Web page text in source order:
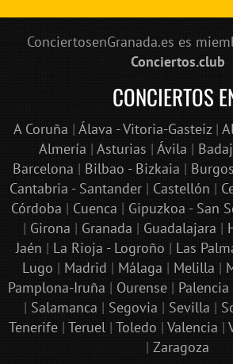
ConciertosenGranada.es es
Conciertos.club
CONCIERTOS
A Coruña | Álava - Vitoria-Gasteiz|
Almería | Asturias | Ávila |
Barcelona | Bilbao - Bizkaia | Burgos
Cantabria - Santander| Castellón |
Córdoba | Cuenca | Gipuzkoa - San
| Girona | Granada | Guadalajara |
Jaén | La Rioja - Logroño | Las
Lugo | Madrid | Málaga | Melilla |
Pamplona-Iruña | Ourense | Palencia
| Salamanca | Segovia | Sevilla |
Tenerife| Teruel| Toledo | Valencia |
| Zaragoza